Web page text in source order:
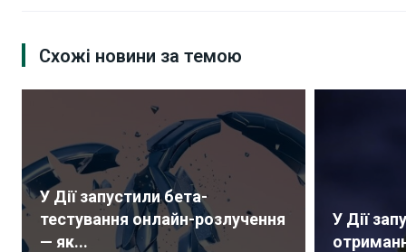
Схожі новини за темою
У Дії запустили бета-
тестування онлайн-розлучення
— як...
У Дії